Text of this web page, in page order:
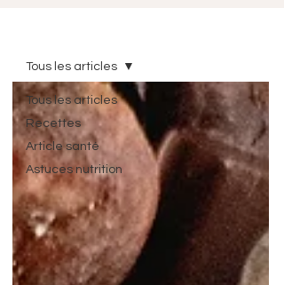
Tous les articles
Recettes
Article santé
Astuces nutrition
Tous les articles